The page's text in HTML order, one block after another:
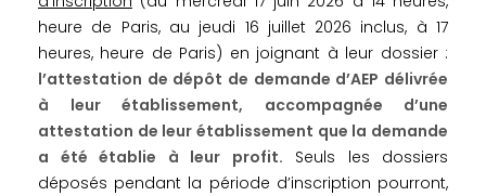
heure de Paris, au jeudi 16 juillet 2026 inclus, à 17
heures, heure de Paris) en joignant à leur dossier :
l’attestation de dépôt de demande d’AEP délivrée
à leur établissement, accompagnée d’une
attestation de leur établissement que la demande
a été établie à leur profit. Seuls les dossiers
déposés pendant la période d’inscription pourront,